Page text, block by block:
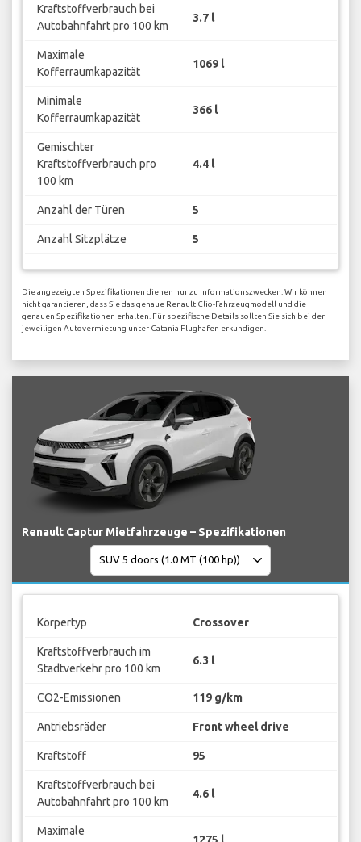
Kraftstoffverbrauch bei
Autobahnfahrt pro 100 km
3.7 l
Maximale
Kofferraumkapazität
1069 l
Minimale
Kofferraumkapazität
366 l
Gemischter
Kraftstoffverbrauch pro
100 km
4.4 l
Anzahl der Türen 5
Anzahl Sitzplätze 5
Die angezeigten Spezifikationen dienen nur zu Informationszwecken. Wir können
nicht garantieren, dass Sie das genaue Renault Clio-Fahrzeugmodell und die
genauen Spezifikationen erhalten. Für spezifische Details sollten Sie sich bei der
jeweiligen Autovermietung unter Catania Flughafen erkundigen.
Renault Captur Mietfahrzeuge – Spezifikationen
Körpertyp Crossover
Kraftstoffverbrauch im
Stadtverkehr pro 100 km
6.3 l
CO2-Emissionen 119 g/km
Antriebsräder Front wheel drive
Kraftstoff 95
Kraftstoffverbrauch bei
Autobahnfahrt pro 100 km
4.6 l
Maximale
1275 l